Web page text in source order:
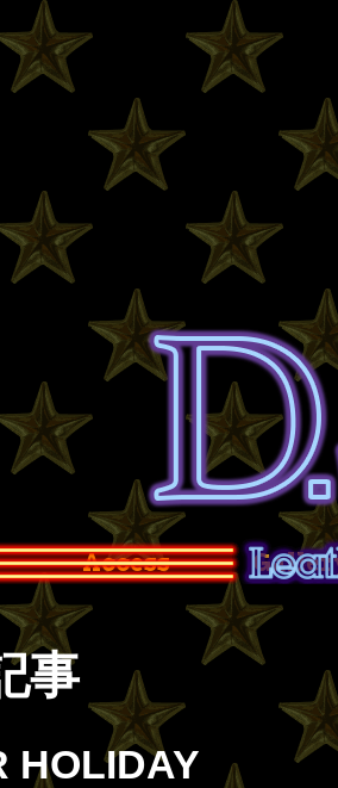
Access
事
HOLIDAY